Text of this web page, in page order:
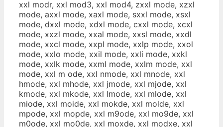
xxl modr, xxl mod3, xxl mod4, zxxl mode, xzxl
mode, axxl mode, xaxl mode, sxxl mode, xsxl
mode, dxxl mode, xdxl mode, cxxl mode, xcxl
mode, xxzl mode, xxal mode, xxsl mode, xxdl
mode, xxcl mode, xxpl mode, xxlp mode, xxol
mode, xxlo mode, xxil mode, xxli mode, xxkl
mode, xxlk mode, xxml mode, xxlm mode, xxl
mode, xxl m ode, xxl nmode, xxl mnode, xxl
hmode, xxl mhode, xxl jmode, xxl mjode, xxl
kmode, xxl mkode, xxl lmode, xxl mlode, xxl
miode, xxl moide, xxl mokde, xxl molde, xxl
mpode, xxl mopde, xxl m9ode, xxl mo9de, xxl
m0ode, xxl mo0de, xxl moxde, xxl modxe, xxl